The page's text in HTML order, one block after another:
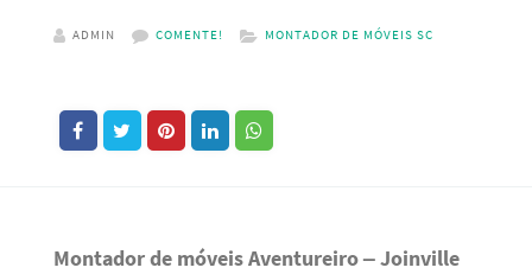
ADMIN COMENTE! MONTADOR DE MÓVEIS SC
Montador de móveis Aventureiro – Joinville